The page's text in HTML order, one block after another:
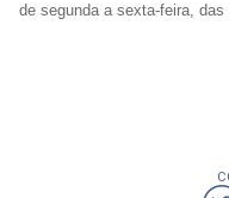
de segunda a sexta-feira,